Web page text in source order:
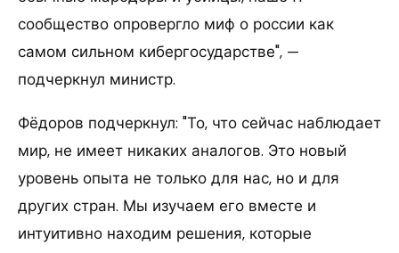
сообщество опровергло миф о россии как
самом сильном кибергосударстве", —
подчеркнул министр.
Фёдоров подчеркнул: "То, что сейчас наблюдает
мир, не имеет никаких аналогов. Это новый
уровень опыта не только для нас, но и для
других стран. Мы изучаем его вместе и
интуитивно находим решения, которые